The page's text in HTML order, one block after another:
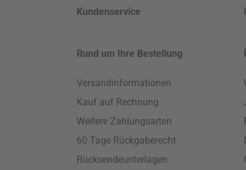
Kundenservice
Rund um Ihre Bestellung
Versandinformationen
Kauf auf Rechnung
Weitere Zahlungsarten
60 Tage Rückgaberecht
Rücksendeunterlagen